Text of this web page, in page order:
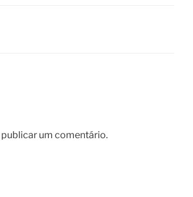
publicar um comentário.